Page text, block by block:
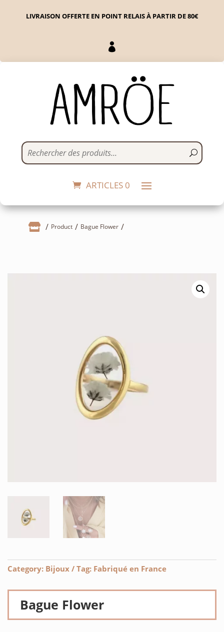
LIVRAISON OFFERTE EN POINT RELAIS À PARTIR DE 80€

ARTICLES 0
 Product Bague Flower
Category: Bijoux Tag: Fabriqué en France
Bague Flower
25 cartes pour rêver
8,50